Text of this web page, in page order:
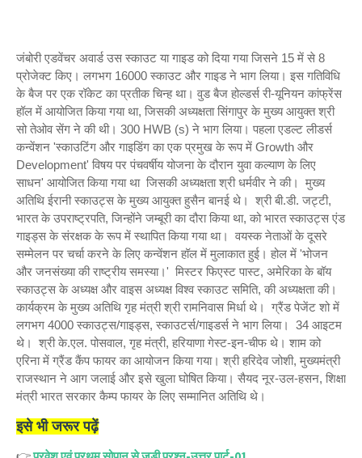
जंबोरी एडवेंचर अवार्ड उस स्काउट या गाइड को दिया गया जिसने 15 में से 8
प्रोजेक्ट किए। लगभग 16000 स्काउट और गाइड ने भाग लिया। इस गतिविधि
के बैज पर एक रॉकेट का प्रतीक चिन्ह था। वुड बैज होल्डर्स री-यूनियन कांफ्रेंस
हॉल में आयोजित किया गया था, जिसकी अध्यक्षता सिंगापुर के मुख्य आयुक्त श्री
सो तेओव सेंग ने की थी। 300 HWB (s) ने भाग लिया। पहला एडल्ट लीडर्स
कन्वेंशन 'स्काउटिंग और गाइडिंग का एक प्रमुख के रूप में Growth और
Development' विषय पर पंचवर्षीय योजना के दौरान युवा कल्याण के लिए
साधन' आयोजित किया गया थाजिसकी अध्यक्षता श्री धर्मवीर ने की। मुख्य
अतिथि ईरानी स्काउट्स के मुख्य आयुक्त हुसैन बानई थे। श्री बी.डी. जट्टी,
भारत के उपराष्ट्रपति, जिन्होंने जम्बूरी का दौरा किया था, को भारत स्काउट्स एंड
गाइड्स के संरक्षक के रूप में स्थापित किया गया था। वयस्क नेताओं के दूसरे
सम्मेलन पर चर्चा करने के लिए कन्वेंशन हॉल में मुलाकात हुई। होल में 'भोजन
और जनसंख्या की राष्ट्रीय समस्या।' मिस्टर फिएस्ट पास्ट, अमेरिका के बॉय
स्काउट्स के अध्यक्ष और वाइस अध्यक्ष विश्व स्काउट समिति, की अध्यक्षता की।
कार्यक्रम के मुख्य अतिथि गृह मंत्री श्री रामनिवास मिर्धा थे। ग्रैंड पेजेंट शो में
लगभग 4000 स्काउट्स/गाइड्स, स्काउटर्स/गाइडर्स ने भाग लिया। 34 आइटम
थे। श्री के.एल. पोसवाल, गृह मंत्री, हरियाणा गेस्ट-इन-चीफ थे। शाम को
एरिना में ग्रैंड कैंप फायर का आयोजन किया गया। श्री हरिदेव जोशी, मुख्यमंत्री
राजस्थान ने आग जलाई और इसे खुला घोषित किया। सैयद नूर-उल-हसन, शिक्षा
मंत्री भारत सरकार कैम्प फायर के लिए सम्मानित अतिथि थे।
इसे भी जरूर पढ़ें